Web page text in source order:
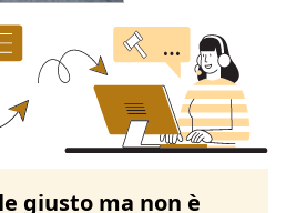
giusto ma non è